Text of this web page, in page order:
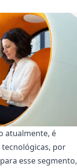
atualmente, é
por
esse segmento,